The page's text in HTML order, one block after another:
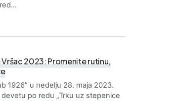
2023: Promenite rutinu,
1926” u nedelјu 28. maja 2023.
po redu „Trku uz stepenice